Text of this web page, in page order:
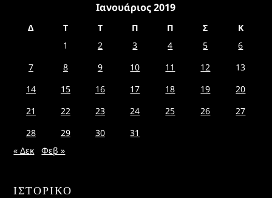
Ιανουάριος 2019
Δ Τ Τ Π Π Σ
Κ
1
2 3 4 5
6
7
8 9 10 11 12
13
14
15 16 17 18 19
20
21
22 23 24 25 26
27
28
29 30
31
« Δεκ
Φεβ »
ΙΣΤΟΡΙΚΌ